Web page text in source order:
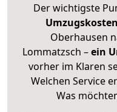
Der wichtigste
Oberhausen
Lommatzsch –ein
vorher im Klaren
Welchen Service
Was